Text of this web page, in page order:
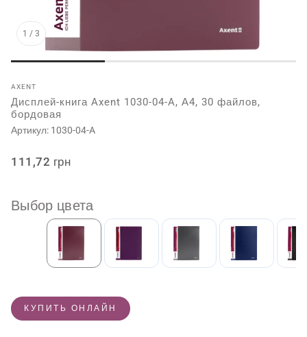
1 / 3
AXENT
Дисплей-книга Axent 1030-04-A, А4, 30 файлов,
бордовая
Артикул: 1030-04-A
Обычная
111,72 грн
Выбор цвета
КУПИТЬ ОНЛАЙН